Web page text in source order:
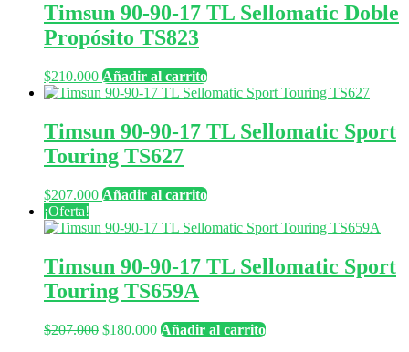
Timsun 90-90-17 TL Sellomatic Doble
Propósito TS823
$210.000 Añadir al carrito
Timsun 90-90-17 TL Sellomatic Sport
Touring TS627
$207.000 Añadir al carrito
¡Oferta!
Timsun 90-90-17 TL Sellomatic Sport
Touring TS659A
$207.000 El
$180.000ElAñadir al carrito